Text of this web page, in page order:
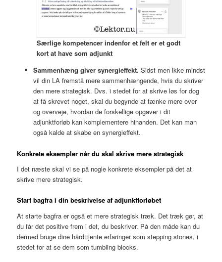
Særlige kompetencer indenfor et felt er et godt
kort at have som adjunkt
Sammenhæng giver synergieffekt. Sidst men ikke mindst
vil din LA fremstå mere sammenhængende, hvis du skriver
den mere strategisk. Dvs. i stedet for at skrive løs for dog
at få skrevet noget, skal du begynde at tænke mere over
og overveje, hvordan de forskellige opgaver i dit
adjunktforløb kan komplementere hinanden. Det kan man
også kalde at skabe en synergieffekt.
Konkrete eksempler når du skal skrive mere strategisk
I det næste skal vi se på nogle konkrete eksempler på det at
skrive mere strategisk.
Start bagfra i din beskrivelse af adjunktforløbet
At starte bagfra er også et mere strategisk træk. Det træk gør, at
du får det positive frem i det, du beskriver. På den måde kan du
dermed bruge dine hårdttjente erfaringer som stepping stones, i
stedet for at se dem som tumbling blocks.